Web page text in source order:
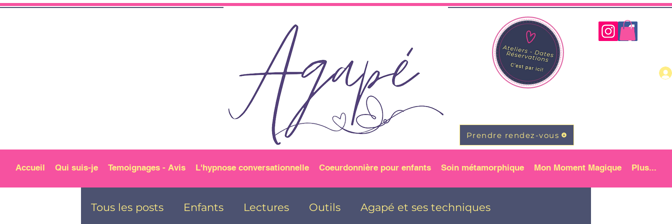
Prendre rendez-vous
Accueil Qui suis-je Temoignages - Avis L'hypnose conversationnelle Coeurdonnière pour enfants Soin métamorphique Mon Moment Magique Plus...
Tous les posts Enfants Lectures Outils Agapé et ses techniques